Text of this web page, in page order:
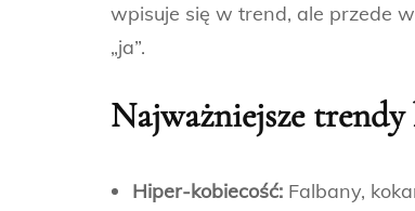
wpisuje się w trend, ale przede
„ja”.
Najważniejsze trendy
Hiper-kobiecość: Falbany,